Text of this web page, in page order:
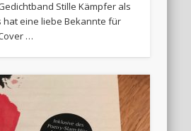
Stille Kämpfer als
hat eine liebe Bekannte für
…